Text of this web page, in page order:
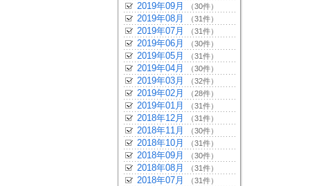
2019年09月 （30件）
2019年08月 （31件）
2019年07月 （31件）
2019年06月 （30件）
2019年05月 （31件）
2019年04月 （30件）
2019年03月 （32件）
2019年02月 （28件）
2019年01月 （31件）
2018年12月 （31件）
2018年11月 （30件）
2018年10月 （31件）
2018年09月 （30件）
2018年08月 （31件）
2018年07月 （31件）